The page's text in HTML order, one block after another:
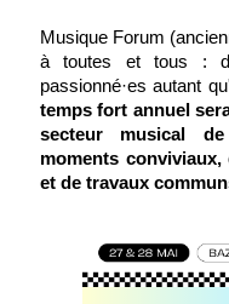
Musique Forum
à toutes et tous :
passionné·es autant
temps fort annuel
secteur musical
moments
et de travaux